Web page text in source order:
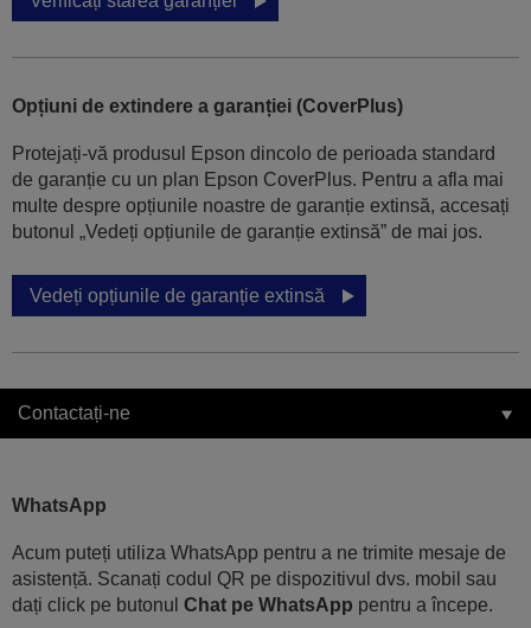
Opțiuni de extindere a garanției (CoverPlus)
Protejați-vă produsul Epson dincolo de perioada standard
de garanție cu un plan Epson CoverPlus. Pentru a afla mai
multe despre opțiunile noastre de garanție extinsă, accesați
butonul „Vedeți opțiunile de garanție extinsă” de mai jos.
Vedeți opțiunile de garanție extinsă
Contactați-ne
WhatsApp
Acum puteți utiliza WhatsApp pentru a ne trimite mesaje de
asistență. Scanați codul QR pe dispozitivul dvs. mobil sau
dați click pe butonul Chat pe WhatsApp pentru a începe.